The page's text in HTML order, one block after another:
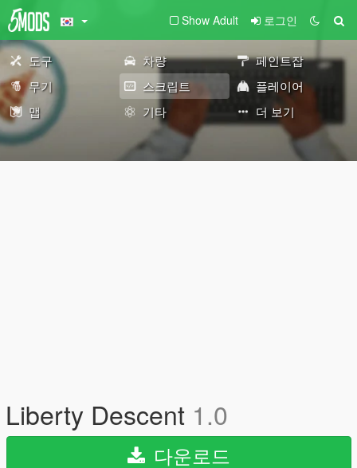
Show Adult 로그인
도구 차량
페인트잡
무기
스크립트
플레이어
맵
기타 더 보기
Liberty Descent 1.0
다운로드